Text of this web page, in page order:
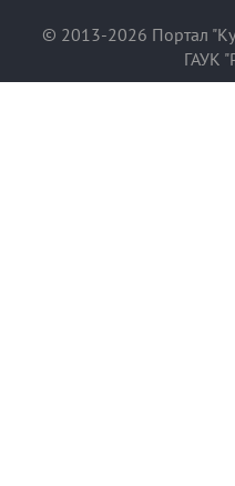
© 2013-2026 Портал
ГАУК